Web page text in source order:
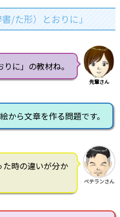
/た形）とおりに」
に」の教材ね。
先輩さん
から文章を作る問題です。
た時の違いが分か
ベテランさん